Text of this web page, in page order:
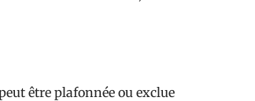
être plafonnée ou exclue